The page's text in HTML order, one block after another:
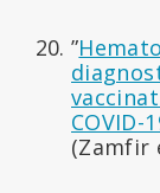
”
COVID-
(Zamfir